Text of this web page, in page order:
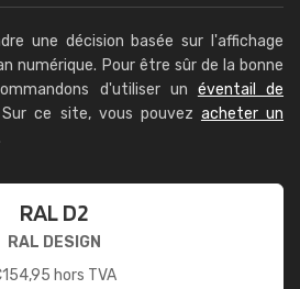
une décision basée sur l'affichage
numérique. Pour être sûr de la bonne
d'utiliser un éventail de
ce site, vous pouvez acheter un
RAL D2
RAL DESIGN
154,95 hors TVA